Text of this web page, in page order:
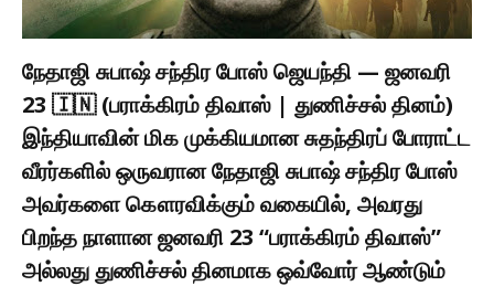
நேதாஜி சுபாஷ் சந்திர போஸ் ஜெயந்தி — ஜனவரி
23 🇮🇳 (பராக்கிரம் திவாஸ் | துணிச்சல் தினம்)
இந்தியாவின் மிக முக்கியமான சுதந்திரப் போராட்ட
வீரர்களில் ஒருவரான நேதாஜி சுபாஷ் சந்திர போஸ்
அவர்களை கௌரவிக்கும் வகையில், அவரது
பிறந்த நாளான ஜனவரி 23 “பராக்கிரம் திவாஸ்”
அல்லது துணிச்சல் தினமாக ஒவ்வோர் ஆண்டும்